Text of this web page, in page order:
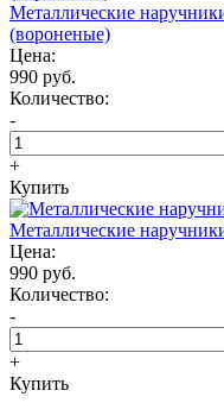
Металлические
(вороненые)
Цена:
990 руб.
Количество:
-
+
Купить
Металлические
Цена:
990 руб.
Количество:
-
+
Купить